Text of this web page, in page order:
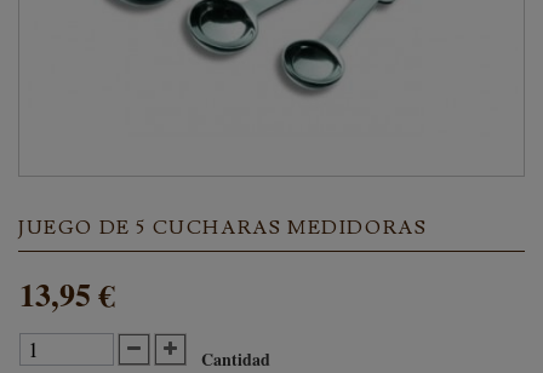
JUEGO DE 5 CUCHARAS MEDIDORAS
13,95 €
Cantidad